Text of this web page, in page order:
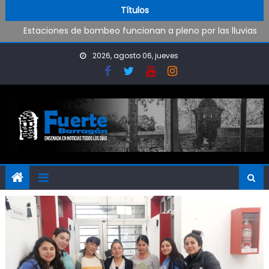
Títulos
Operativo de limpieza de desagües en Punta Lara
Estaciones de bombeo funcionan a pleno por las lluvias
Visita al Destacamento de Bomberos de Punta Lara
OPINIÓN: ¿Hasta cuándo vamos a soportar todo esto?
2026, agosto 06, jueves